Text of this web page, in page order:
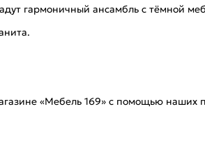
гармоничный ансамбль с тёмной
«Мебель 169» с помощью наших